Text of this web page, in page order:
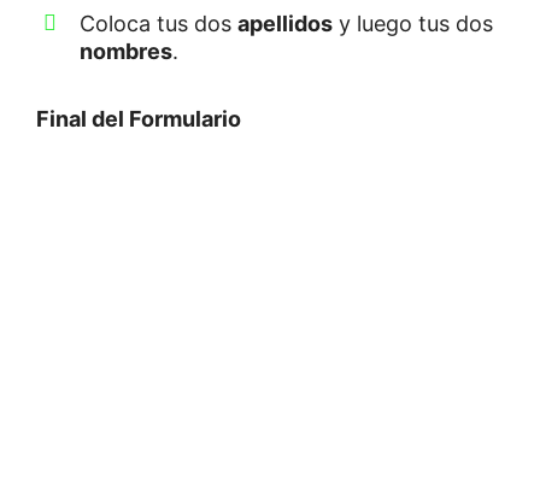
Coloca tus dos apellidos y luego tus dos
nombres.
Final del Formulario